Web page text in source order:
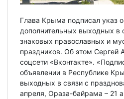
Глава Крыма подписал указ
дополнительных выходных в
знаковых православных и
праздников. Об этом Сергей
соцсети «Вконтакте».
объявлении в Республике
выходных в связи с
апреля, Ораза-байрама – 21